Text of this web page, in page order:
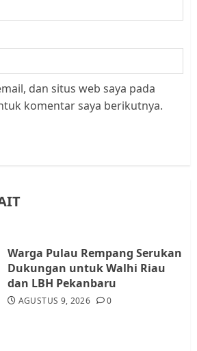
dan situs web saya pada
komentar saya berikutnya.
Warga Pulau Rempang Serukan
Dukungan untuk Walhi Riau
dan LBH Pekanbaru
AGUSTUS 9, 2026 0
Kader Pajak jadi Penghubung
JULI 21, 2026 0